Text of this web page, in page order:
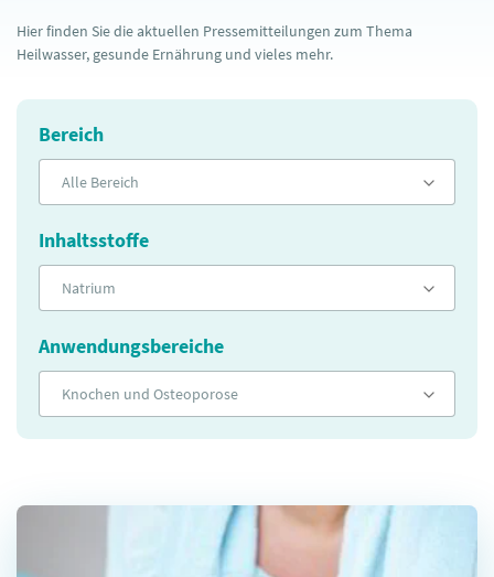
Hier finden Sie die aktuellen Pressemitteilungen zum Thema
Heilwasser, gesunde Ernährung und vieles mehr.
Bereich
Alle Bereich
Inhaltsstoffe
Natrium
Anwendungsbereiche
Knochen und Osteoporose